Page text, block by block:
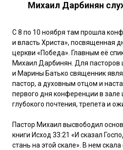
Михаил Дарбинян
С 8 по 10 ноября там прошла
и власть Христа», посвященная
церкви «Победа». Главным её
Михаил Дарбинян. Для пасторов
и Марины Батько священник
пастор, а духовным отцом и
первого дня конференции в
глубокого почтения, трепета и
Пастор Михаил высвободил
книги Исход 33:21 «И сказал
стань на этой скале». В нем